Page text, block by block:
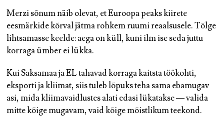
Merzi sõnum näib olevat, et Euroopa peaks kiirete
eesmärkide kõrval jätma rohkem ruumi reaalsusele. Tõlge
lihtsamasse keelde: aega on küll, kuni ilm ise seda juttu
korraga ümber ei lükka.
Kui Saksamaa ja EL tahavad korraga kaitsta töökohti,
eksporti ja kliimat, siis tuleb lõpuks teha sama ebamugav
asi, mida kliimavaidlustes alati edasi lükatakse — valida
mitte kõige mugavam, vaid kõige mõistlikum teekond.